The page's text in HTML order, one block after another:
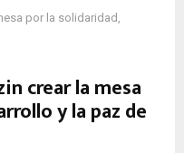
por la solidaridad,
crear la mesa
y la paz de